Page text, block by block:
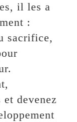
il les a
:
sacrifice,
devenez